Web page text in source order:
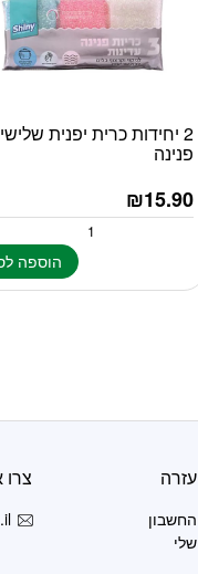
2 יחידות כרית יפנית
פנינה
₪15.90
הוספה
עזרה
החשבון
שלי
צרו